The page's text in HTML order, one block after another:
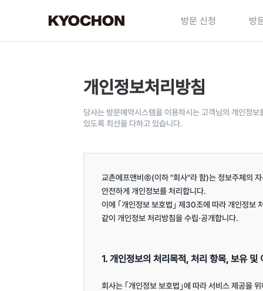
방문 신청 방
개인정보처리방침
당사는 방문예약시스템을 이용하시는 고객님의 개인정
있도록 최선을 다하고 있습니다.
교촌에프앤비㈜(이하 "회사"라 함)는 정보주체의
안전하게 개인정보를 처리합니다.
이에 ｢개인정보 보호법｣ 제30조에 따라 개인정보
같이 개인정보 처리방침을 수립·공개합니다.
1. 개인정보의 처리목적, 처리 항목, 보유 및
회사는 ｢개인정보 보호법｣에 따라 서비스 제공을